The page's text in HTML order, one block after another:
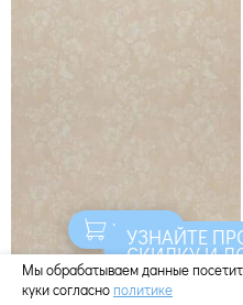
Купить
2 500руб.
Мы обрабатываем данные
куки согласно политике
УЗНАЙТЕ
СКИДКУ И